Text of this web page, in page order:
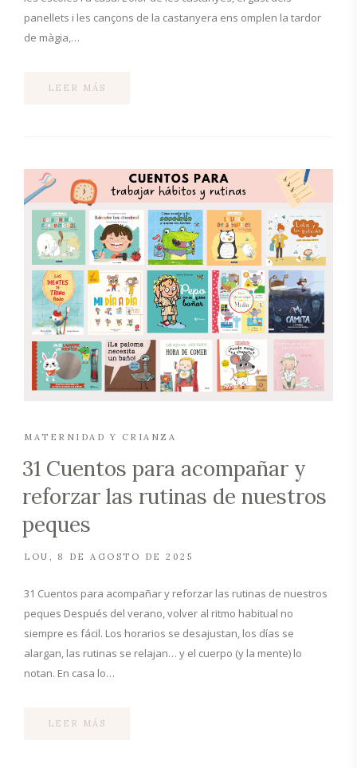
panellets i les cançons de la castanyera ens omplen la tardor
de màgia,…
LEER MÁS
MATERNIDAD Y CRIANZA
31 Cuentos para acompañar y
reforzar las rutinas de nuestros
peques
LOU 8 DE AGOSTO DE 2025
31 Cuentos para acompañar y reforzar las rutinas de nuestros
peques Después del verano, volver al ritmo habitual no
siempre es fácil. Los horarios se desajustan, los días se
alargan, las rutinas se relajan… y el cuerpo (y la mente) lo
notan. En casa lo…
LEER MÁS